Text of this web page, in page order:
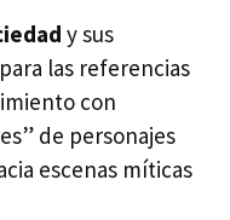
y sus
las referencias
con
de personajes
escenas míticas